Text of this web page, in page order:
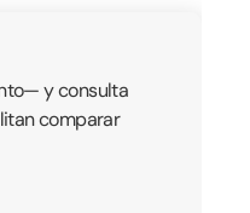
y consulta
comparar